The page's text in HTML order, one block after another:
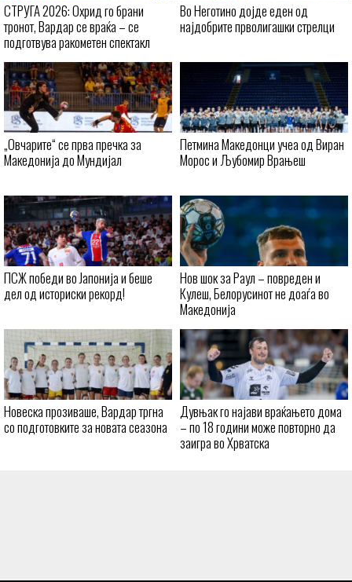
СТРУГА 2026: Охрид го брани
тронот, Вардар се враќа – се
подготвува ракометен спектакл
Во Неготино дојде еден од
најдобрите прволигашки стрелци
„Овчарите“ се прва пречка за
Македонија до Мундијал
Петмина Македонци учеа од Виран
Морос и Љубомир Врањеш
ПСЖ победи во Јапонија и беше
дел од историски рекорд!
Нов шок за Раул – повреден и
Кулеш, Белорусинот не доаѓа во
Македонија
Новеска прозиваше, Вардар тргна
со подготовките за новата сеазона
Дувњак го најави враќањето дома
– по 18 години може повторно да
заигра во Хрватска